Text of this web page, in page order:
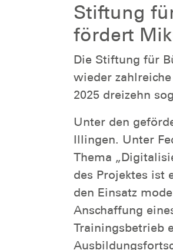
Stiftung
fördert
Die Stiftung für
wieder
2025 dreizehn
Unter den
Illingen. Unter
Thema
des Projektes ist
den Einsatz
Anschaffung
Trainingsbetrieb